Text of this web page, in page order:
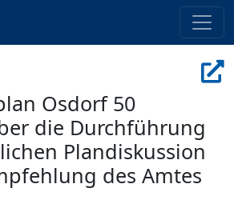
Osdorf 50
die Durchführung
Plandiskussion
des Amtes